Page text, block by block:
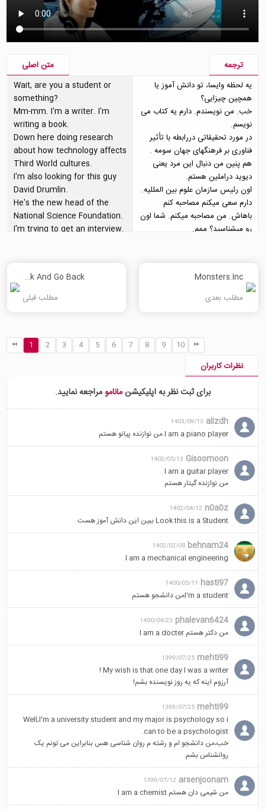
ترجمه
متن اصلی
یه لحظه وایسا، تو دانش آموز یا
همچین چیزایی؟
خب. من نویسندم. دارم یه کتاب می
نویسم.
در مورد تحقیقاتی دررابطه با تأثیر
فناوری بر فرهنگهای جهان سومه .
هم پنین من دنبال این مرد یعنی
دیوید دراملین هستم.
اون رئیس سازمان علوم بین المللیه.
دارم سعی میکنم مصاحبه کنم
باهاش. من مصاحبه میکنم. شما اون
رو میشناسید؟ ممم.
من با این مرد از مسیرها عبور کردم.
Wait, are you a student or
something?
Mm-mm. I'm a writer. I'm
writing a book.
Down here doing research
about how technology affects
Third World cultures.
I'm also looking for this guy
David Drumlin.
He's the new head of the
National Science Foundation.
I'm trying to get an interview.
SETI, man. That's fringe.
I've crossed paths with this
Monsters.Inc
مطلب بعدی
How To Use Come Back And Go Back
مطلب قبلی
1 2 3 4 5 6 7 8 9 10
نظرات کاربران
برای ثبت نظر به اپلیکیشنمانامومراجعه نمایید.
alizdh
1403/09/13
l am a piano player من نوازنده پیانو هستم
Gisoomoon
1402/05/13
I am a guitar player
من نوازنده گیتار هستم
n0a0z
1402/04/12
Look this is a Student ببین این دانش آموز هست
behnam24
1402/02/08
l am a mechanical engineering
hasti97
1400/05/11
I'm a studentمن دانشجو هستم
phalevan6424
1400/04/23
من دکتر هستم l am a docter
mehti99
1399/07/25
My wish is that one day I was a writer !
آرزوم اینه که یه روز نویسنده بشم!
mehti99
1399/07/25
Well,I'm a university student and my major is psychology so i
can to be a psychologist.
خب،من دانشجو ام و رشته م روان شناسی هس بنابراین می تونم یک
روانشناس بشم.
arsenjoonam
1399/07/12
من شیمی دان هستم I am a chemist